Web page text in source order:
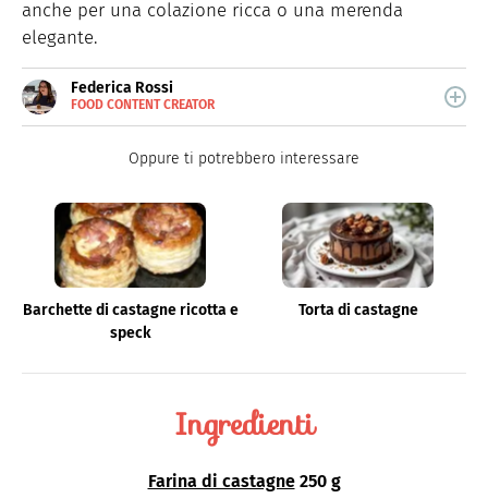
anche per una colazione ricca o una merenda
elegante.
Federica Rossi
FOOD CONTENT CREATOR
Food content creator, si occupa di tutto quello che ruota
Oppure ti potrebbero interessare
Barchette di castagne ricotta e
speck
Torta di castagne
Ingredienti
Farina di castagne 250 g